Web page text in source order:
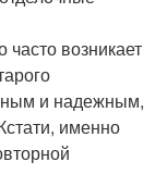
возникает
и надежным,
именно